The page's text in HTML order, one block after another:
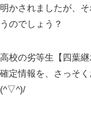
かされましたが、
のでしょう？
校の劣等生【四葉
定情報を、さっそ
(^▽^)/